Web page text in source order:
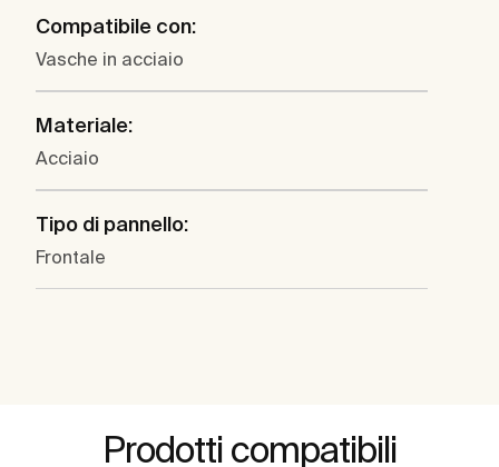
Compatibile con:
Vasche in acciaio
Materiale:
Acciaio
Tipo di pannello:
Frontale
Prodotti compatibili